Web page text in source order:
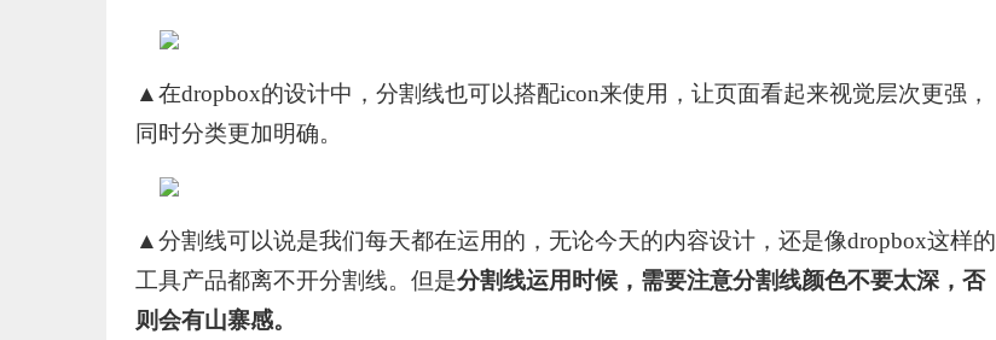
▲在dropbox的设计中，分割线也可以搭配icon来使用，让页面看起来视觉层次更强，
同时分类更加明确。
▲分割线可以说是我们每天都在运用的，无论今天的内容设计，还是像dropbox这样的
工具产品都离不开分割线。但是分割线运用时候，需要注意分割线颜色不要太深，否
则会有山寨感。